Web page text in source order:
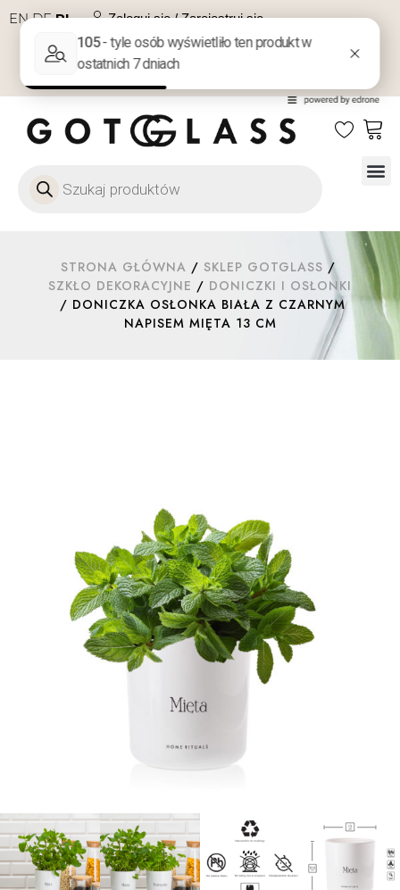
EN DE PL Zaloguj się / Zarejestruj się
NA PREZENT
STRONA GŁÓWNA / SKLEP GOTGLASS /
SZKŁO DEKORACYJNE / DONICZKI I OSŁONKI
/ DONICZKA OSŁONKA BIAŁA Z CZARNYM
NAPISEM MIĘTA 13 CM